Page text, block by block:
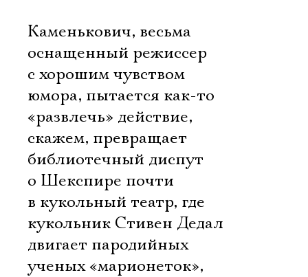
Каменькович, весьма
оснащенный режиссер
с хорошим чувством
юмора, пытается как-то
«развлечь» действие,
скажем, превращает
библиотечный диспут
о Шекспире почти
в кукольный театр, где
кукольник Стивен Дедал
двигает пародийных
ученых «марионеток»,